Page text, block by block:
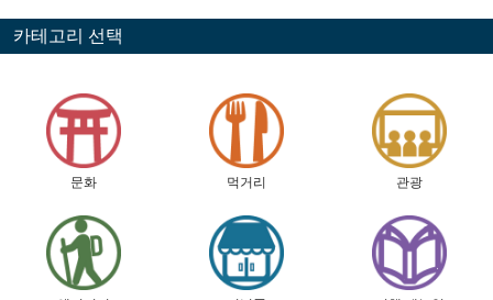
카테고리 선택
문화 먹거리 관광